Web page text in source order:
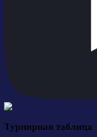
Турнирная таблица